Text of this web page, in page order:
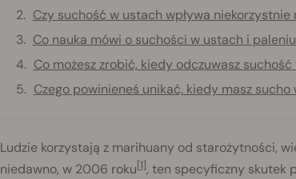
Czy suchość w ustach wpływa
Co nauka mówi o suchości w ustach i paleniu
Co możesz zrobić, kiedy odczuwasz
Czego powinieneś unikać, kiedy masz sucho
Ludzie korzystają z marihuany od starożytności,
niedawno, w 2006 roku[1], ten specyficzny skutek